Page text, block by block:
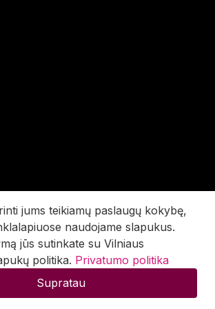
jums teikiamų paslaugų kokybę,
naudojame slapukus.
jūs sutinkate su Vilniaus
politika. Privatumo politika
Supratau